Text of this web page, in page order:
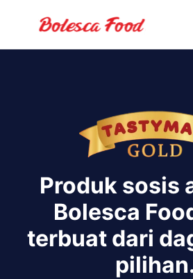
Produk sosis
Bolesca
terbuat dari